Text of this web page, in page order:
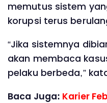
memutus sistem
korupsi terus
“Jika sistemnya
akan membaca
pelaku berbeda,”
Baca Juga: Karier